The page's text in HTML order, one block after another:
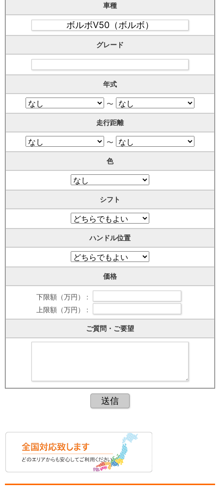
車種
グレード
年式
〜
走行距離
〜
色
シフト
ハンドル位置
価格
下限額（万円） :
上限額（万円） :
ご質問・ご要望